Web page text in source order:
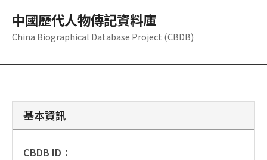
中國歷代人物傳記資料庫
China Biographical Database Project (CBDB)
基本資訊
CBDB ID：